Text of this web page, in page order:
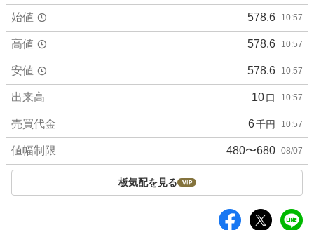
始値 578.6 10:57
高値 578.6 10:57
安値 578.6 10:57
出来高 10口 10:57
売買代金 6千円 10:57
値幅制限 480〜680 08/07
板気配を見る